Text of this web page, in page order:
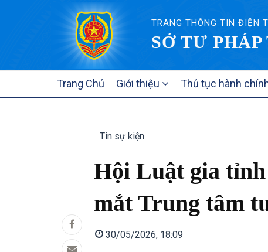
TRANG THÔNG TIN ĐIỆN
SỞ TƯ
NAVIGATION
Trang Chủ Giới thiệu Thủ tục hành
Tin sự kiện
Hội Luật gia
mắt Trung tâm
30/05/2026, 18:09